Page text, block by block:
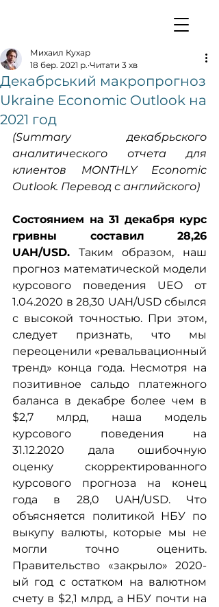
Декабрський макропрогноз
Ukraine Economic Outlook на
2021 год
Михаил Кухар
18 бер. 2021 р. Читати 3 хв
(Summary декабрьского
аналитического отчета для
клиентов MONTHLY Economic
Outlook. Перевод с английского)
Состоянием на 31 декабря курс
гривны составил 28,26
UAH/USD. Таким образом, наш
прогноз математической модели
курсового поведения UEO от
1.04.2020 в 28,30 UAH/USD сбылся
с высокой точностью. При этом,
следует признать, что мы
переоценили «ревальвационный
тренд» конца года. Несмотря на
позитивное сальдо платежного
баланса в декабре более чем в
$2,7 млрд, наша модель
курсового поведения на
31.12.2020 дала ошибочную
оценку скорректированного
курсового прогноза на конец
года в 28,0 UAH/USD. Что
объясняется политикой НБУ по
выкупу валюты, которые мы не
могли точно оценить.
Правительство «закрыло» 2020-
ый год с остатком на валютном
счету в $2,1 млрд, а НБУ почти на